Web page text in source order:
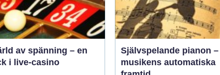
av spänning – en
i live-casino
Självspelande pianon –
musikens automatiska